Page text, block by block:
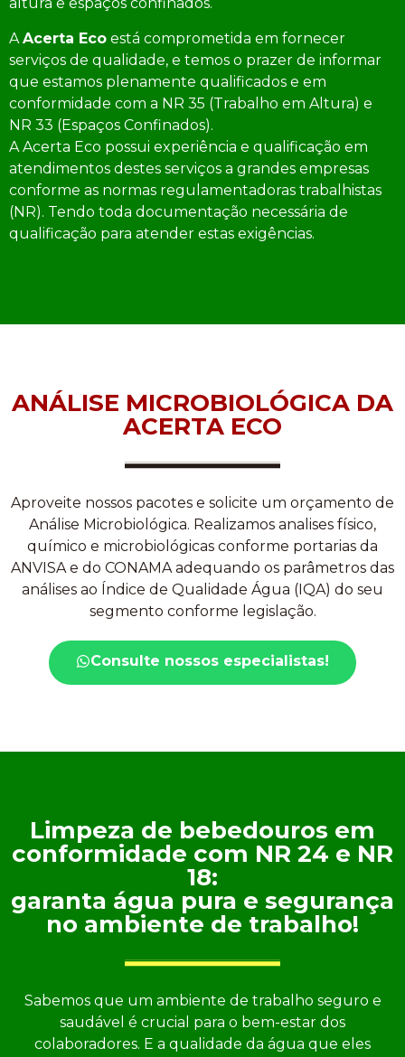
altura e espaços confinados.
A Acerta Eco está comprometida em fornecer
serviços de qualidade, e temos o prazer de informar
que estamos plenamente qualificados e em
conformidade com a NR 35 (Trabalho em Altura) e
NR 33 (Espaços Confinados).
A Acerta Eco possui experiência e qualificação em
atendimentos destes serviços a grandes empresas
conforme as normas regulamentadoras trabalhistas
(NR). Tendo toda documentação necessária de
qualificação para atender estas exigências.
ANÁLISE MICROBIOLÓGICA DA
ACERTA ECO
Aproveite nossos pacotes e solicite um orçamento de
Análise Microbiológica. Realizamos analises físico,
químico e microbiológicas conforme portarias da
ANVISA e do CONAMA adequando os parâmetros das
análises ao Índice de Qualidade Água (IQA) do seu
segmento conforme legislação.
Consulte nossos especialistas!
Limpeza de bebedouros em
conformidade com NR 24 e NR
18:
garanta água pura e segurança
no ambiente de trabalho!
Sabemos que um ambiente de trabalho seguro e
saudável é crucial para o bem-estar dos
colaboradores. E a qualidade da água que eles